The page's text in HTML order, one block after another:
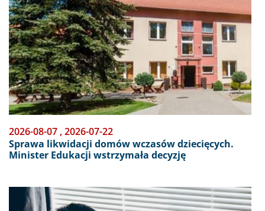
2026-08-07 ,2026-07-22
Sprawa likwidacji domów wczasów dziecięcych.
Minister Edukacji wstrzymała decyzję
Obraz